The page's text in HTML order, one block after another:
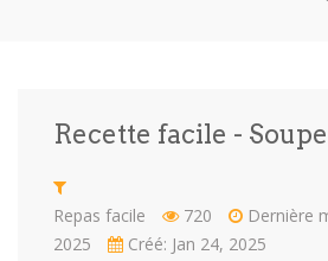
Gâteaux Pain
Plat princ… Poisson
Recette facile -
Repas facile 720
Dernière
2025
Créé: Jan 24, 2025